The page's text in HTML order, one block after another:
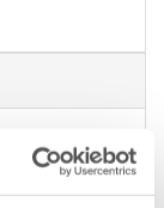
neck
a subtle